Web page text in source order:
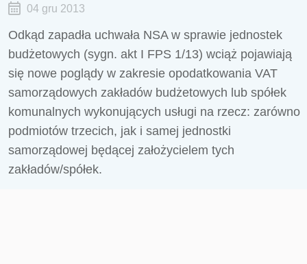
04 gru 2013
Odkąd zapadła uchwała NSA w sprawie jednostek
budżetowych (sygn. akt I FPS 1/13) wciąż pojawiają
się nowe poglądy w zakresie opodatkowania VAT
samorządowych zakładów budżetowych lub spółek
komunalnych wykonujących usługi na rzecz: zarówno
podmiotów trzecich, jak i samej jednostki
samorządowej będącej założycielem tych
zakładów/spółek.